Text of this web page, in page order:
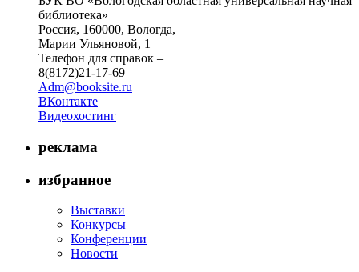
библиотека»
Россия, 160000, Вологда,
Марии Ульяновой, 1
Телефон для справок –
8(8172)21-17-69
Adm@booksite.ru
ВКонтакте
Видеохостинг
реклама
избранное
Выставки
Конкурсы
Конференции
Новости